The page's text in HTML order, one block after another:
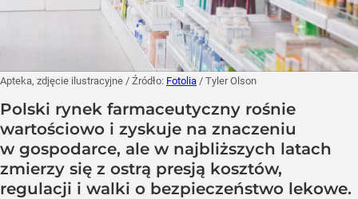
Apteka, zdjęcie ilustracyjne / Źródło: Fotolia / Tyler Olson
Polski rynek farmaceutyczny rośnie
wartościowo i zyskuje na znaczeniu
w gospodarce, ale w najbliższych latach
zmierzy się z ostrą presją kosztów,
regulacji i walki o bezpieczeństwo lekowe.